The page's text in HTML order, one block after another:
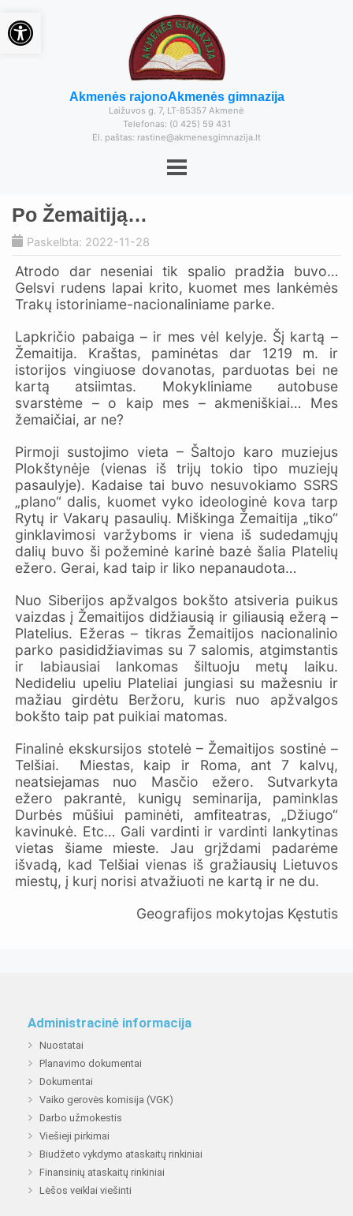
Akmenės rajonoAkmenės gimnazija
Laižuvos g. 7, LT-85357 Akmenė
Telefonas: (0 425) 59 431
El. paštas: rastine@akmenesgimnazija.lt
Po Žemaitiją…
Paskelbta: 2022-11-28
Atrodo dar neseniai tik spalio pradžia buvo…
Gelsvi rudens lapai krito, kuomet mes lankėmės
Trakų istoriniame-nacionaliniame parke.
Lapkričio pabaiga – ir mes vėl kelyje. Šį kartą –
Žemaitija. Kraštas, paminėtas dar 1219 m. ir
istorijos vingiuose dovanotas, parduotas bei ne
kartą atsiimtas. Mokykliniame autobuse
svarstėme – o kaip mes – akmeniškiai… Mes
žemaičiai, ar ne?
Pirmoji sustojimo vieta – Šaltojo karo muziejus
Plokštynėje (vienas iš trijų tokio tipo muziejų
pasaulyje). Kadaise tai buvo nesuvokiamo SSRS
„plano“ dalis, kuomet vyko ideologinė kova tarp
Rytų ir Vakarų pasaulių. Miškinga Žemaitija „tiko“
ginklavimosi varžyboms ir viena iš sudedamųjų
dalių buvo ši požeminė karinė bazė šalia Platelių
ežero. Gerai, kad taip ir liko nepanaudota…
Nuo Siberijos apžvalgos bokšto atsiveria puikus
vaizdas į Žemaitijos didžiausią ir giliausią ežerą –
Platelius. Ežeras – tikras Žemaitijos nacionalinio
parko pasididžiavimas su 7 salomis, atgimstantis
ir labiausiai lankomas šiltuoju metų laiku.
Nedideliu upeliu Plateliai jungiasi su mažesniu ir
mažiau girdėtu Beržoru, kuris nuo apžvalgos
bokšto taip pat puikiai matomas.
Finalinė ekskursijos stotelė – Žemaitijos sostinė –
Telšiai. Miestas, kaip ir Roma, ant 7 kalvų,
neatsiejamas nuo Masčio ežero. Sutvarkyta
ežero pakrantė, kunigų seminarija, paminklas
Durbės mūšiui paminėti, amfiteatras, „Džiugo“
kavinukė. Etc… Gali vardinti ir vardinti lankytinas
vietas šiame mieste. Jau grįždami padarėme
išvadą, kad Telšiai vienas iš gražiausių Lietuvos
miestų, į kurį norisi atvažiuoti ne kartą ir ne du.
Geografijos mokytojas Kęstutis
Administracinė informacija
Nuostatai
Planavimo dokumentai
Dokumentai
Vaiko gerovės komisija (VGK)
Darbo užmokestis
Viešieji pirkimai
Biudžeto vykdymo ataskaitų rinkiniai
Finansinių ataskaitų rinkiniai
Lėšos veiklai viešinti
Open toolbar